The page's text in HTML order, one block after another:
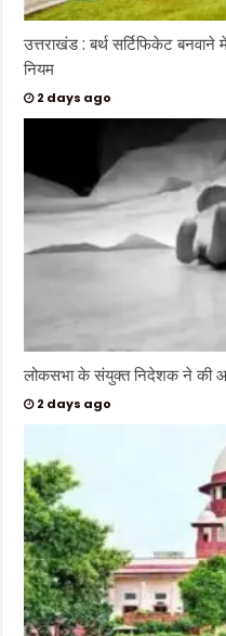
उत्तराखंड : बर्थ सर्टिफिकेट बनवाने
नियम
2 days ago
लोकसभा के संयुक्त निदेशक ने की
2 days ago